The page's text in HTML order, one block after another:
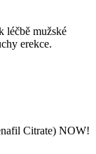
léčbě mužské
erekce.
Citrate) NOW!